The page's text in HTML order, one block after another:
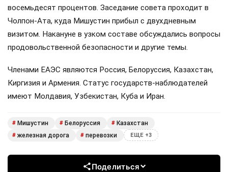
восемьдесят процентов. Заседание совета проходит в
Чолпон-Ата, куда Мишустин прибыл с двухдневным
визитом. Накануне в узком составе обсуждались вопросы
продовольственной безопасности и другие темы.
Членами ЕАЭС являются Россия, Белоруссия, Казахстан,
Киргизия и Армения. Статус государств-наблюдателей
имеют Молдавия, Узбекистан, Куба и Иран.
# Мишустин # Белоруссия # Казахстан
# железная дорога # перевозки ЕЩЕ +3
Поделиться